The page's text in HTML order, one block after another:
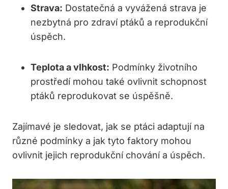
Strava: Dostatečná a vyvážená strava je
nezbytná pro zdraví ptáků a reprodukční
úspěch.
Teplota a vlhkost: Podmínky životního
prostředí mohou také ovlivnit schopnost
ptáků reprodukovat se úspěšně.
Zajímavé je sledovat, jak se ptáci adaptují na
různé podmínky a jak tyto faktory mohou
ovlivnit jejich reprodukční chování a úspěch.